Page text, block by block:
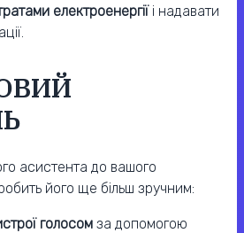
електроенергіїі надавати
асистента до вашого
його ще більш зручним:
голосом за допомогою